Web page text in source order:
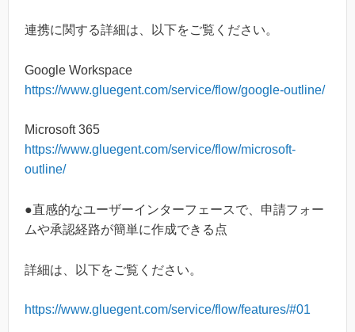
連携に関する詳細は、以下をご覧ください。
Google Workspace
https://www.gluegent.com/service/flow/google-outline/
Microsoft 365
https://www.gluegent.com/service/flow/microsoft-
outline/
●直感的なユーザーインターフェースで、申請フォー
ムや承認経路が簡単に作成できる点
詳細は、以下をご覧ください。
https://www.gluegent.com/service/flow/features/#01